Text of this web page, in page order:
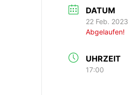
DATUM
22 Feb. 2023
Abgelaufen!
UHRZEIT
17:00